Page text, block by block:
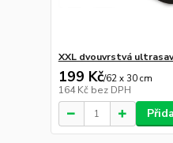
XXL dvouvrstvá
199 Kč/62 x 30 cm
164 Kč bez DPH